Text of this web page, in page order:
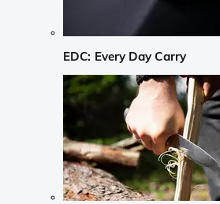
EDC: Every Day Carry